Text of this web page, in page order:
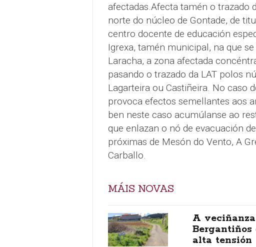
afectadas.Afecta tamén o trazado
norte do núcleo de Gontade, de
centro docente de educación
Igrexa, tamén municipal, na que
Laracha, a zona afectada
pasando o trazado da LAT polos
Lagarteira ou Castiñeira. No caso
provoca efectos semellantes aos
ben neste caso acumúlanse ao
que enlazan o nó de evacuación
próximas de Mesón do Vento, A
Carballo.
MÁIS NOVAS
A
Bergantiños
alta tensión